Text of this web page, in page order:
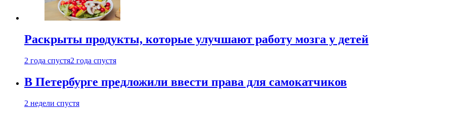
Раскрыты продукты, которые улучшают работу мозга у детей
2 года спустя2 года спустя
В Петербурге предложили ввести права для самокатчиков
2 недели спустя